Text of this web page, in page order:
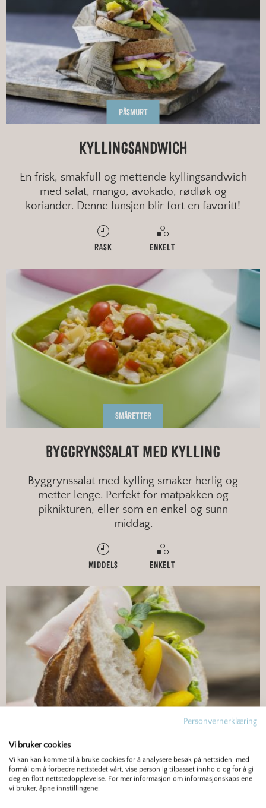
PÅSMURT
KYLLINGSANDWICH
En frisk, smakfull og mettende kyllingsandwich
med salat, mango, avokado, rødløk og
koriander. Denne lunsjen blir fort en favoritt!
RASK ENKELT
SMÅRETTER
BYGGRYNSSALAT MED KYLLING
Byggrynssalat med kylling smaker herlig og
metter lenge. Perfekt for matpakken og
piknikturen, eller som en enkel og sunn
middag.
MIDDELS ENKELT
BAGETT MED KYLLING OG AVOKADO
Personvernerklæring
Vi bruker cookies
Vi kan kan komme til å bruke cookies for å analysere besøk på nettsiden, med
formål om å forbedre nettstedet vårt, vise personlig tilpasset innhold og for å gi
deg en flott nettstedopplevelse. For mer informasjon om informasjonskapslene
vi bruker, åpne innstillingene.